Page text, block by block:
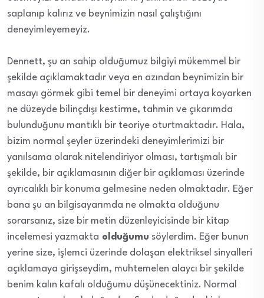
saplanıp kalırız ve beynimizin nasıl çalıştığını
deneyimleyemeyiz.
Dennett, şu an sahip olduğumuz bilgiyi mükemmel bir
şekilde açıklamaktadır veya en azından beynimizin bir
masayı görmek gibi temel bir deneyimi ortaya koyarken
ne düzeyde bilinçdışı kestirme, tahmin ve çıkarımda
bulunduğunu mantıklı bir teoriye oturtmaktadır. Hala,
bizim normal şeyler üzerindeki deneyimlerimizi bir
yanılsama olarak nitelendiriyor olması, tartışmalı bir
şekilde, bir açıklamasının diğer bir açıklaması üzerinde
ayrıcalıklı bir konuma gelmesine neden olmaktadır. Eğer
bana şu an bilgisayarımda ne olmakta olduğunu
sorarsanız, size bir metin düzenleyicisinde bir kitap
incelemesi yazmakta olduğumu söylerdim. Eğer bunun
yerine size, işlemci üzerinde dolaşan elektriksel sinyalleri
açıklamaya girişseydim, muhtemelen alaycı bir şekilde
benim kalın kafalı olduğumu düşünecektiniz. Normal